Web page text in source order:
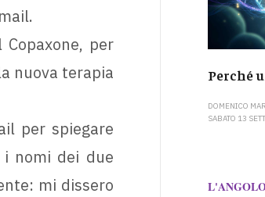
per
nuova terapia
per spiegare
nomi dei due
mi dissero
Perché
DOMENICO
SABATO 13